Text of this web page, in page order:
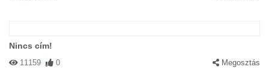
Nincs cím!
11159 0 Megosztás